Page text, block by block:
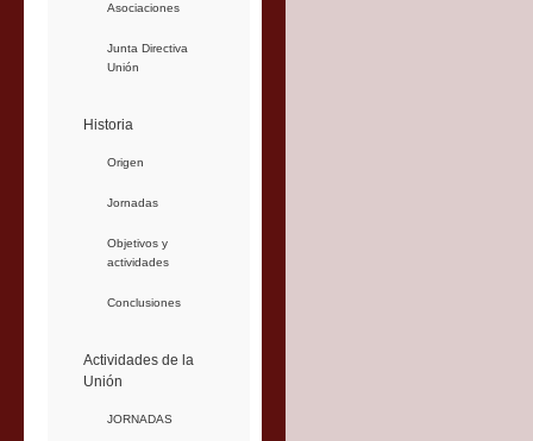
Asociaciones
Junta Directiva
Unión
Historia
Origen
Jornadas
Objetivos y
actividades
Conclusiones
Actividades de la
Unión
JORNADAS